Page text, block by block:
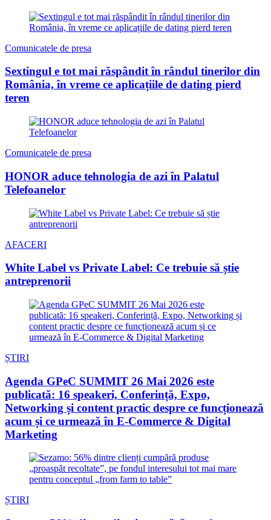
Comunicatele de presa
Sextingul e tot mai răspândit în rândul tinerilor din
România, în vreme ce aplicațiile de dating pierd
teren
Comunicatele de presa
HONOR aduce tehnologia de azi în Palatul
Telefoanelor
AFACERI
White Label vs Private Label: Ce trebuie să știe
antreprenorii
ȘTIRI
Agenda GPeC SUMMIT 26 Mai 2026 este
publicată: 16 speakeri, Conferință, Expo,
Networking și content practic despre ce funcționează
acum și ce urmează în E-Commerce & Digital
Marketing
ȘTIRI